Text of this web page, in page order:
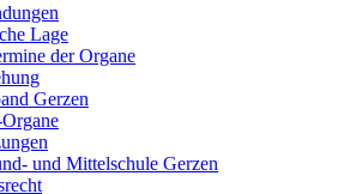
Lage
der Organe
Gerzen
und Mittelschule Gerzen